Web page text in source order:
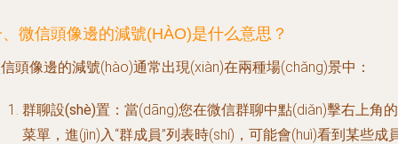
微信頭像邊的減號(HÀO)是什么意思？
頭像邊的減號(hào)通常出現(xiàn)在兩種場(chǎng)景中：
群聊設(shè)置 ：當(dāng)您在微信群聊中點(diǎn)擊右上角的
菜單，進(jìn)入“群成員”列表時(shí)，可能會(huì)看到某些成